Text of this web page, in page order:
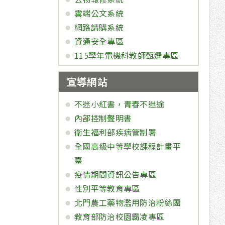
雲端公文系統
網路請購系統
資通安全專區
115學年電機科教師甄選專區
宣導網站
不迷小紅書，青春不迷途
內部控制聲明書
衛生福利部疾病管制署
全國高級中等學校課程計畫平
臺
疫情期間資訊公告專區
性別平等教育專區
北門農工藥物濫用防治粉絲團
教育部防治校園霸凌專區